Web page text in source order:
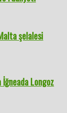
şelalesi
Longoz